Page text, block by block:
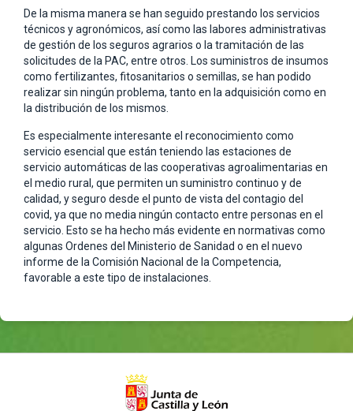
De la misma manera se han seguido prestando los servicios
técnicos y agronómicos, así como las labores administrativas
de gestión de los seguros agrarios o la tramitación de las
solicitudes de la PAC, entre otros. Los suministros de insumos
como fertilizantes, fitosanitarios o semillas, se han podido
realizar sin ningún problema, tanto en la adquisición como en
la distribución de los mismos.
Es especialmente interesante el reconocimiento como
servicio esencial que están teniendo las estaciones de
servicio automáticas de las cooperativas agroalimentarias en
el medio rural, que permiten un suministro continuo y de
calidad, y seguro desde el punto de vista del contagio del
covid, ya que no media ningún contacto entre personas en el
servicio. Esto se ha hecho más evidente en normativas como
algunas Ordenes del Ministerio de Sanidad o en el nuevo
informe de la Comisión Nacional de la Competencia,
favorable a este tipo de instalaciones.